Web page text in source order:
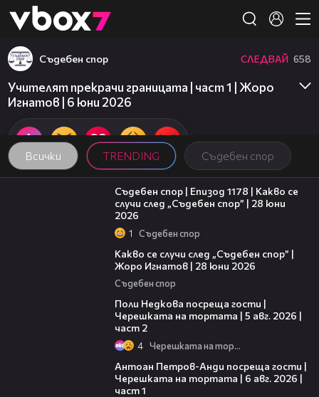
👾
Всички TRENDING Съдебен спор
Съдебен спор СЛЕДВАЙ 658
Учителят прекрачи границата | част 1 | Жоро
Игнатов | 6 юни 2026
47:02
Съдебен спор | Епизод 1178 | Какво се
случи след „Съдебен спор” | 28 юни
2026
1 Съдебен спор
Какво се случи след „Съдебен спор” |
Жоро Игнатов | 28 юни 2026
Съдебен спор
Поли Недкова посреща гости |
Черешката на тортата | 5 авг. 2026 |
част 2
4 Черешката на тортата
Антоан Петров-Анди посреща гости |
Черешката на тортата | 6 авг. 2026 |
част 1